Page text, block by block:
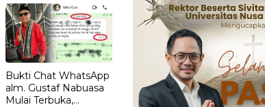
Bukti Chat WhatsApp
alm. Gustaf Nabuasa
Mulai Terbuka,